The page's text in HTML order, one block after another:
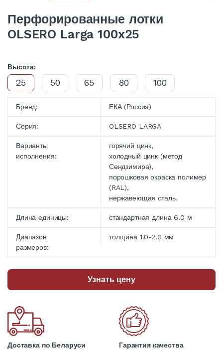
Перфорированные лотки
OLSERO Larga 100x25
Высота:
25 50 65 80 100
Бренд: ЕКА (Россия)
Серия: OLSERO LARGA
Варианты
исполнения:
горячий цинк,
холодный цинк (метод
Сендзимира),
порошковая окраска полимер
(RAL),
нержавеющая сталь.
Длина единицы: стандартная длина 6.0 м
Диапазон
размеров:
толщина 1.0-2.0 мм
Узнать цену
Доставка по Беларуси Гарантия качества